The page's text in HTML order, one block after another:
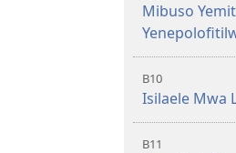
Mibuso
B10
Isilaele Mwa
B11